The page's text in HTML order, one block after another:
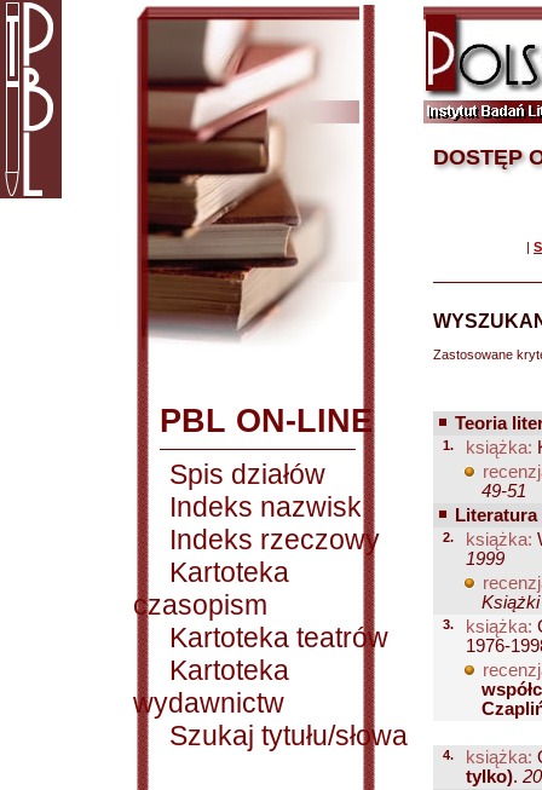
PBL ON-LINE
Spis działów
Indeks nazwisk
Indeks rzeczowy
Kartoteka
czasopism
Kartoteka teatrów
Kartoteka
wydawnictw
Szukaj tytułu/słowa
DOSTĘP
|
Zastosowane
Teoria
1. książka:
49-51
Literatura
2. książka:
1999
Książki
3. książka:
1976-
4. książka:
tylko).